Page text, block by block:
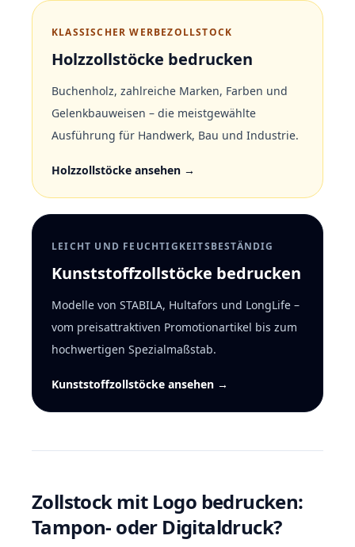
KLASSISCHER WERBEZOLLSTOCK
Holzzollstöcke bedrucken
Buchenholz, zahlreiche Marken, Farben und
Gelenkbauweisen – die meistgewählte
Ausführung für Handwerk, Bau und Industrie.
Holzzollstöcke ansehen →
LEICHT UND FEUCHTIGKEITSBESTÄNDIG
Kunststoffzollstöcke bedrucken
Modelle von STABILA, Hultafors und LongLife –
vom preisattraktiven Promotionartikel bis zum
hochwertigen Spezialmaßstab.
Kunststoffzollstöcke ansehen →
Zollstock mit Logo bedrucken:
Tampon- oder Digitaldruck?